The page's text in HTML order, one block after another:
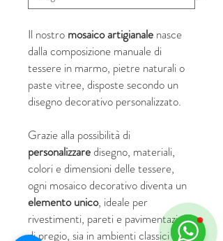
Il nostro mosaico artigianale nasce
dalla composizione manuale di
tessere in marmo, pietre naturali o
paste vitree, disposte secondo un
disegno decorativo personalizzato.
Grazie alla possibilità di
personalizzaredisegno, materiali,
colori e dimensioni delle tessere,
ogni mosaico decorativo diventa un
elemento unico, ideale per
rivestimenti, pareti e pavimentazioni
di pregio, sia in ambienti classici che